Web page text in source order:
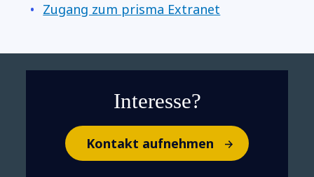
Zugang zum prisma Extranet
Interesse?
Kontakt aufnehmen